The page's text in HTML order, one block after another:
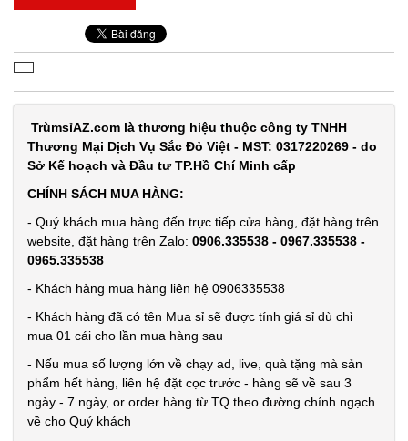
TrùmsỉAZ.com là thương hiệu thuộc công ty TNHH
Thương Mại Dịch Vụ Sắc Đỏ Việt - MST: 0317220269 - do
Sở Kế hoạch và Đầu tư TP.Hồ Chí Minh cấp
CHÍNH SÁCH MUA HÀNG:
- Quý khách mua hàng đến trực tiếp cửa hàng, đặt hàng trên
website, đặt hàng trên Zalo: 0906.335538 - 0967.335538 -
0965.335538
- Khách hàng mua hàng liên hệ 0906335538
- Khách hàng đã có tên Mua sỉ sẽ được tính giá sỉ dù chỉ
mua 01 cái cho lần mua hàng sau
- Nếu mua số lượng lớn về chạy ad, live, quà tặng mà sản
phẩm hết hàng, liên hệ đặt cọc trước - hàng sẽ về sau 3
ngày - 7 ngày, or order hàng từ TQ theo đường chính ngạch
về cho Quý khách
mùi hôi
Bản công
nghệ Ag+
260ML
SP:
003834
GIÁ:
TÌNH
Cân nặng:
0,5kg